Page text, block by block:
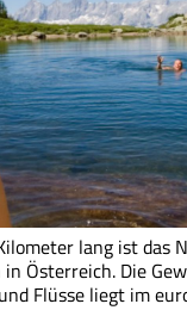
lang ist das
Österreich. Die
Flüsse liegt im